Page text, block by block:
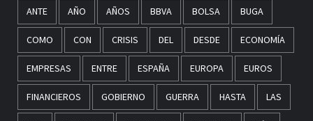
ANTE AÑO AÑOS BBVA BOLSA BUGA
COMO CON CRISIS DEL DESDE ECONOMÍA
EMPRESAS ENTRE ESPAÑA EUROPA EUROS
FINANCIEROS GOBIERNO GUERRA HASTA LAS